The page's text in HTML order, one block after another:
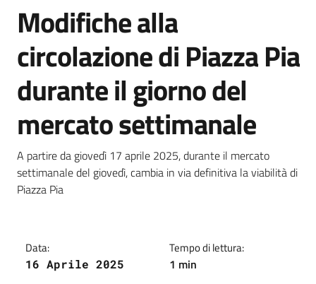
Modifiche alla
circolazione di Piazza Pia
durante il giorno del
mercato settimanale
Dettagli della notizia
A partire da giovedì 17 aprile 2025, durante il mercato
settimanale del giovedì, cambia in via definitiva la viabilità di
Piazza Pia
Data:
16 Aprile 2025
Tempo di lettura:
1 min